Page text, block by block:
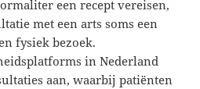
een recept vereisen,
met een arts soms een
fysiek bezoek.
in Nederland
aan, waarbij patiënten